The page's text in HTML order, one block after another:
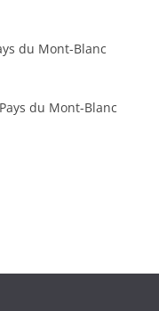
du Mont-Blanc
du Mont-Blanc